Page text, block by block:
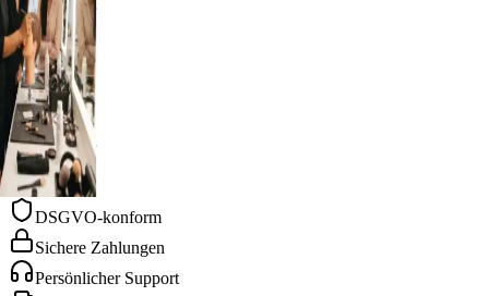
Heilpraktiker
Piercing
Spa
Heilpraktiker
Piercing
DSGVO-konform
Sichere Zahlungen
Persönlicher Support